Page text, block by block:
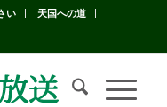
い
天国への道